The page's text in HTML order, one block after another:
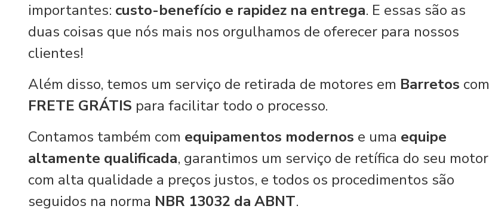
importantes: custo-benefício e rapidez na entrega. E essas são as
duas coisas que nós mais nos orgulhamos de oferecer para nossos
clientes!
Além disso, temos um serviço de retirada de motores em Barretos com
FRETE GRÁTIS para facilitar todo o processo.
Contamos também com equipamentos modernos e uma equipe
altamente qualificada, garantimos um serviço de retífica do seu motor
com alta qualidade a preços justos, e todos os procedimentos são
seguidos na norma NBR 13032 da ABNT.